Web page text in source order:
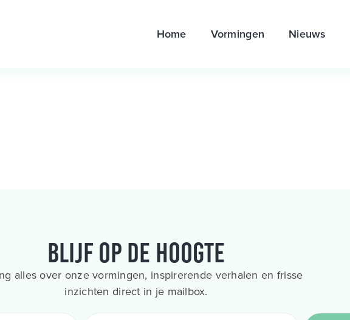
Home Vormingen Nieuws
Blijf op de hoogte
alles over onze vormingen, inspirerende verhalen en frisse
inzichten direct in je mailbox.